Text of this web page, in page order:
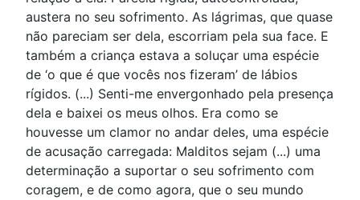
austera no seu sofrimento. As lágrimas, que quase
não pareciam ser dela, escorriam pela sua face. E
também a criança estava a soluçar uma espécie
de ‘o que é que vocês nos fizeram’ de lábios
rígidos. (...) Senti-me envergonhado pela presença
dela e baixei os meus olhos. Era como se
houvesse um clamor no andar deles, uma espécie
de acusação carregada: Malditos sejam (...) uma
determinação a suportar o seu sofrimento com
coragem, e de como agora, que o seu mundo